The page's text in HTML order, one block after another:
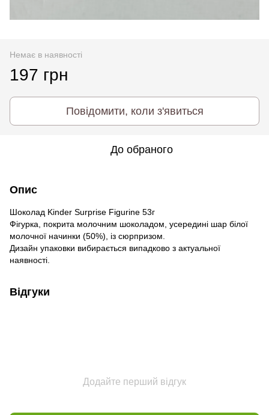
Немає в наявності
197 грн
Повідомити, коли з'явиться
До обраного
Опис
Шоколад Kinder Surprise Figurine 53г
Фігурка, покрита молочним шоколадом, усередині шар білої
молочної начинки (50%), із сюрпризом.
Дизайн упаковки вибирається випадково з актуальної
наявності.
Відгуки
Додайте перший відгук